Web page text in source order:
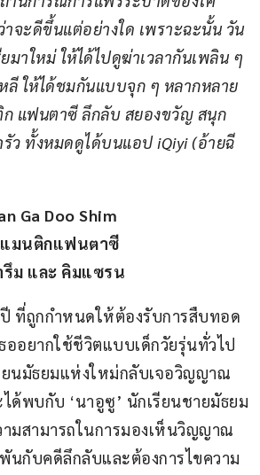
าจะดีขึ้นแต่อย่างใด เพราะฉะนั้น วัน
มาใหม่ ให้ได้ไปดูฆ่าเวลากันเพลิน ๆ
ลี ให้ได้ชมกันแบบจุก ๆ หลากหลาย
แฟนตาซี ลึกลับ สยองขวัญ สนุก
ว ทั้งหมดดูได้บนแอป iQiyi (อ้ายฉี
Ga Doo Shim
แมนติกแฟนตาซี
ม และ คิมแซรน
ปี ที่ถูกกำหนดให้ต้องรับการสืบทอด
ออยากใช้ชีวิตแบบเด็กวัยรุ่นทั่วไป
ยนมัธยมแห่งใหม่กลับเจอวิญญาณ
ได้พบกับ ‘นาอูซู’ นักเรียนชายมัธยม
ามสามารถในการมองเห็นวิญญาณ
นกับคดีลึกลับและต้องการไขความ